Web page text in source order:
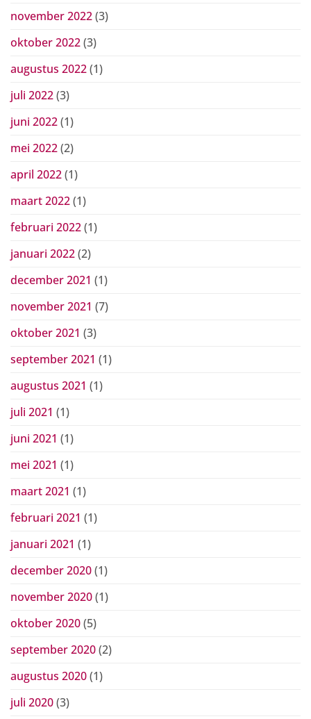
november 2022(3)
oktober 2022(3)
augustus 2022(1)
juli 2022(3)
juni 2022(1)
mei 2022(2)
april 2022(1)
maart 2022(1)
februari 2022(1)
januari 2022(2)
december 2021 (1)
november 2021 (7)
oktober 2021 (3)
september 2021 (1)
augustus 2021 (1)
juli 2021 (1)
juni 2021 (1)
mei 2021 (1)
maart 2021 (1)
februari 2021 (1)
januari 2021 (1)
december 2020(1)
november 2020(1)
oktober 2020(5)
september 2020(2)
augustus 2020(1)
juli 2020(3)